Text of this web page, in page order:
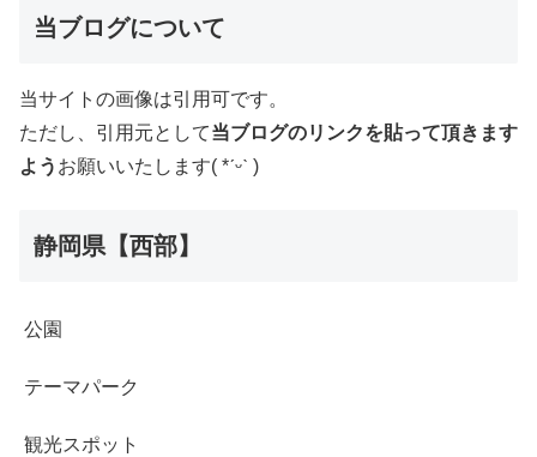
当ブログについて
当サイトの画像は引用可です。
ただし、引用元として当ブログのリンクを貼って頂きます
よう お願いいたします( *ˊᵕˋ )
静岡県【西部】
公園
テーマパーク
観光スポット